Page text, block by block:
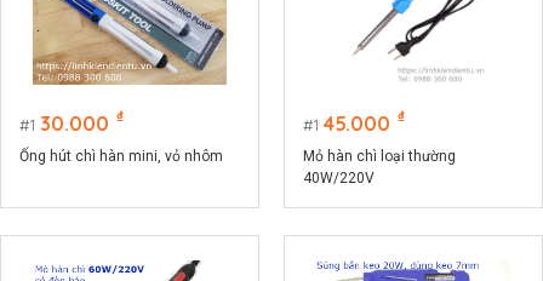
1 30.000 ₫
Ống hút chì hàn mini, vỏ nhôm
1 45.000 ₫
Mỏ hàn chì loại thường
40W/220V